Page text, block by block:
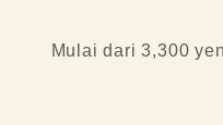
Mulai dari 3,300